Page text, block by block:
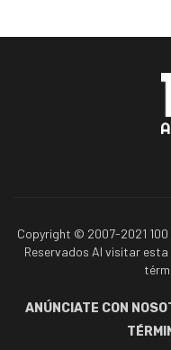
Copyright © 2007-2021 100
Reservados Al visitar
ANÚNCIATE CON